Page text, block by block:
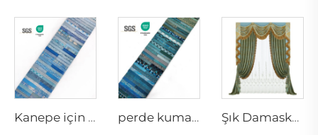
Kanepe için Dekoratif Atkı Yastıkları ve Şık Perde Kumaşı perde kumaşı, atkı yastığı, yastık kaplaması Şık Damasko Metinilleri ve Perdeler | Kaliteli Damasko Malzeme Dokuması